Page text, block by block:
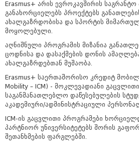
Erasmus+ არის ევროკავშირის
განახორციელებს პროექტებს
ახალგაზრდობისა და სპორტის
მოყოლებული.
აღნიშნული პროგრამის მიზანია
ცოდნისა და დასაქმების დონის
ახალგაზრდებთან მუშაობა.
Erasmus+ საერთაშორისო კრედიტ
Mobility – ICM) - მოკლევადიანი
საგანმანათლებლო დაწესებულების
აკადემიური/ადმინისტრაციული
ICM-ის გაცვლითი პროგრამები
პარტნიორ უნივერსიტეტებს შორის
შეთანხმების ფარგლებში.